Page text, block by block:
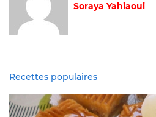
Soraya Yahiaoui
Recettes populaires